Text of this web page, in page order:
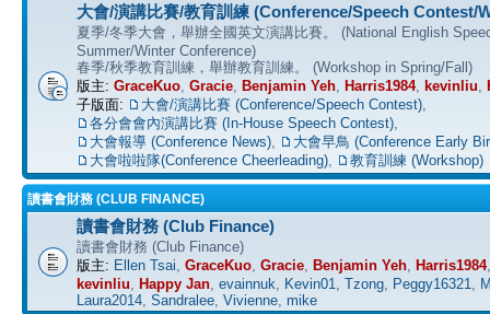
大會/演講比賽/教育訓練 (Conference/Speech Contest/
夏季/冬季大會，舉辦全國英文演講比賽。 (National English
Summer/Winter Conference)
春季/秋季教育訓練，舉辦教育訓練。 (Workshop in Spring/Fall)
版主: GraceKuo Gracie Benjamin Yeh Harris1984, kevinliu
子版面:
大會/演講比賽 (Conference/Speech Contest)
各分會會內演講比賽 (In-House Speech Contest)
大會報導 (Conference News)
大會早鳥 (Conference Early
大會啦啦隊(Conference Cheerleading)
教育訓練 (Workshop)
讀書會財務 (CLUB FINANCE)
讀書會財務 (Club Finance)
讀書會財務 (Club Finance)
版主: Ellen Tsai GraceKuo Gracie Benjamin Yeh Harris1984
kevinliu Happy Jan evainnuk Kevin01 Tzong Peggy16321
Laura2014 Sandralee Vivienne mike